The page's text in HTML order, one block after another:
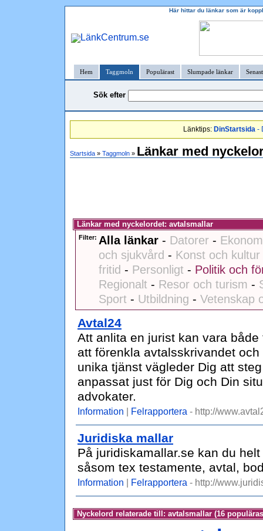
Här hittar du länkar som är
Hem Taggmoln Populärast Slumpade länkar
Sök efter
Länktips: DinStartsida -
Startsida » Taggmoln » Länkar med
Länkar med nyckelordet: avtalsmallar
Filter: Alla länkar - Datorer -
och sjukvård - Konst och kultur
fritid - Personligt - Politik och
Regionalt - Resor och turism -
Sport - Utbildning - Vetenskap
Avtal24
Att anlita en jurist kan vara
att förenkla avtalsskrivandet
unika tjänst vägleder Dig att
anpassat just för Dig och Din
advokater.
Information | Felrapportera - http://
Juridiska mallar
På juridiskamallar.se kan du
såsom tex testamente, avtal,
Information | Felrapportera - http://
Nyckelord relaterade till: avtalsmallar (16